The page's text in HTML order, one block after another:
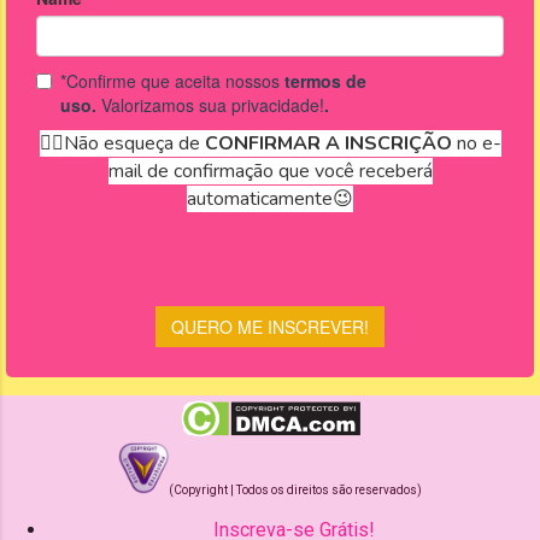
(Copyright | Todos os direitos são reservados)
Inscreva-se Grátis!